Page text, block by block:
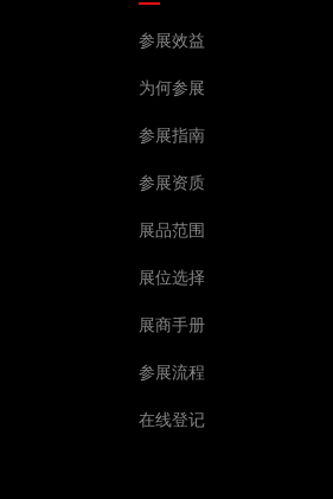
参展效益
为何参展
参展指南
参展资质
展品范围
展位选择
展商手册
参展流程
在线登记